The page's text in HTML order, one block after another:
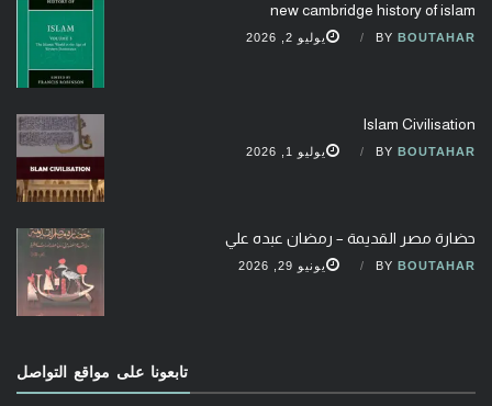
new cambridge history of islam
BY BOUTAHAR يوليو 2, 2026
Islam Civilisation
BY BOUTAHAR يوليو 1, 2026
حضارة مصر القديمة – رمضان عبده علي
BY BOUTAHAR يونيو 29, 2026
تابعونا على مواقع التواصل